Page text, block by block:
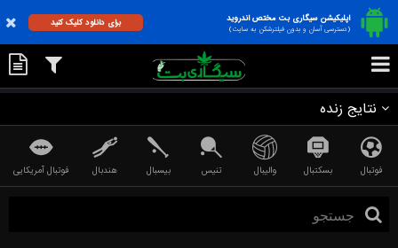
اپلیکیشن سیگاری بت مختص اندروید
(دسترسی آسان و بدون فیلترشکن به سایت)
برای دانلود کلیک کنید
نتایج زنده
فوتبال بسکتبال والیبال تنیس بیسبال هندبال فوتبال آمریکایی